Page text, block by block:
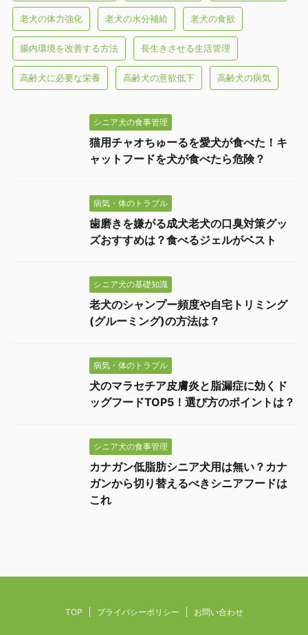
老犬の体力強化 老犬の水分補給 老犬の食欲
腸内環境を改善する方法 長生きさせる生活管理
高齢犬に必要な栄養 高齢犬の意欲低下 高齢犬の病気
シニア犬の食事管理
猫用チャオちゅーるを愛犬が食べた！キ
ャットフードを犬が食べたら危険？
病気・体のトラブル
歯磨きを嫌がる成犬老犬の口臭対策グッ
ズおすすめは？食べるジェルがベスト
シニア犬の基礎知識
老犬のシャンプー頻度や自宅トリミング
(グルーミング)の方法は？
病気・体のトラブル
犬のマラセチア皮膚炎と脂漏症に効くド
ッグフードTOP5！選び方のポイントは？
シニア犬の食事管理
カナガン低脂肪シニア犬用は無い？カナ
ガンから切り替えるべきシニアフードは
これ
TOP プライバシーポリシー お問い合わせ